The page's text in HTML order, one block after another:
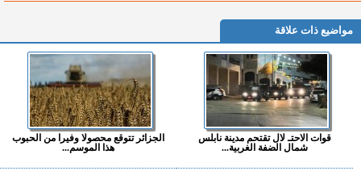
مواضيع ذات علاقة
قوات الاحتـ لال تقتحم مدينة نابلس
شمال الضفة الغربية...
الجزائر تتوقع محصولا وفيرا من الحبوب
هذا الموسم...